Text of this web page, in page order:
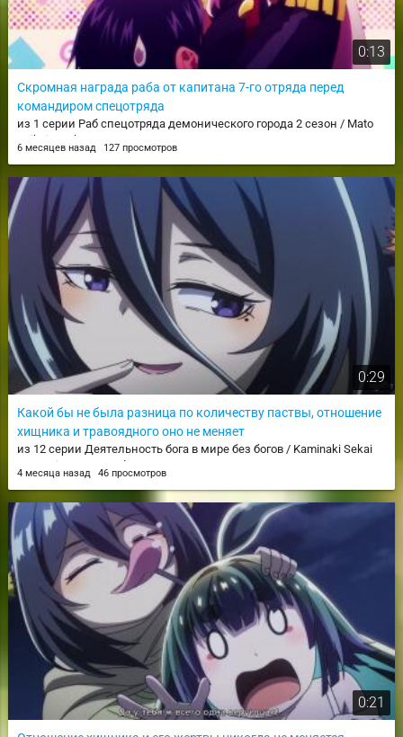
0:13
Скромная награда раба от капитана 7-го отряда перед
командиром спецотряда
из 1 серии Раб спецотряда демонического города 2 сезон / Mato
Seihei no Slave 2
6 месяцев назад 127 просмотров
0:29
Какой бы не была разница по количеству паствы, отношение
хищника и травоядного оно не меняет
из 12 серии Деятельность бога в мире без богов / Kaminaki Sekai
no Kamisama Katsudou
4 месяца назад 46 просмотров
0:21